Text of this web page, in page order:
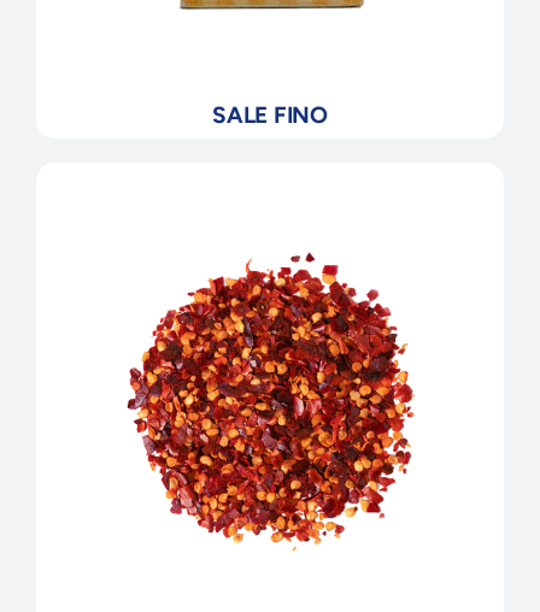
SALE FINO